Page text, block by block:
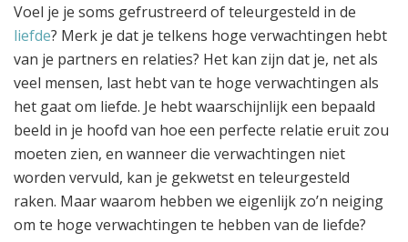
Voel je je soms gefrustreerd of teleurgesteld in de
liefde? Merk je dat je telkens hoge verwachtingen hebt
van je partners en relaties? Het kan zijn dat je, net als
veel mensen, last hebt van te hoge verwachtingen als
het gaat om liefde. Je hebt waarschijnlijk een bepaald
beeld in je hoofd van hoe een perfecte relatie eruit zou
moeten zien, en wanneer die verwachtingen niet
worden vervuld, kan je gekwetst en teleurgesteld
raken. Maar waarom hebben we eigenlijk zo’n neiging
om te hoge verwachtingen te hebben van de liefde?